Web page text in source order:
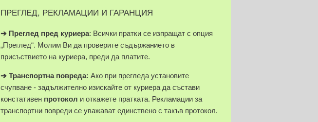
ПРЕГЛЕД, РЕКЛАМАЦИИ И ГАРАНЦИЯ
➔ Преглед пред куриера: Всички пратки се изпращат с опция
„Преглед“. Молим Ви да проверите съдържанието в
присъствието на куриера, преди да платите.
➔ Транспортна повреда: Ако при прегледа установите
счупване - задължително изискайте от куриера да състави
констативен протокол и откажете пратката. Рекламации за
транспортни повреди се уважават единствено с такъв протокол.